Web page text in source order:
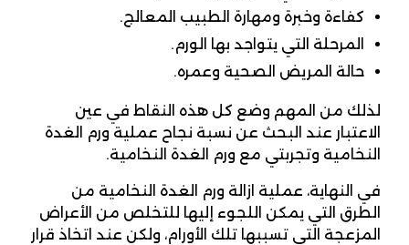
كفاءة وخبرة ومهارة الطبيب المعالج.
المرحلة التي يتواجد بها الورم.
حالة المريض الصحية وعمره.
لذلك من المهم وضع كل هذه النقاط في عين
الاعتبار عند البحث عن نسبة نجاح عملية ورم الغدة
النخامية وتجربتي مع ورم الغدة النخامية.
في النهاية، عملية ازالة ورم الغدة النخامية من
الطرق التي يمكن اللجوء إليها للتخلص من الأعراض
المزعجة التي تسببها تلك الأورام، ولكن عند اتخاذ قرار